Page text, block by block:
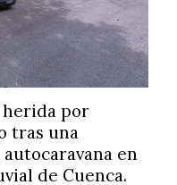
por
tras una
en
de Cuenca.